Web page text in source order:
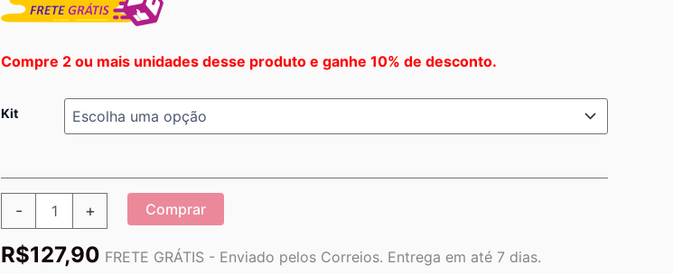
Compre 2 ou mais unidades desse produto e ganhe 10% de desconto.
Kit
-
Natural
+ Comprar
R$127,90 FRETE GRÁTIS - Enviado pelos Correios. Entrega em até 7 dias.